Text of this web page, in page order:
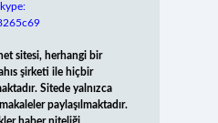
sitesi, herhangi bir
şirketi ile hiçbir
Sitede yalnızca
paylaşılmaktadır.